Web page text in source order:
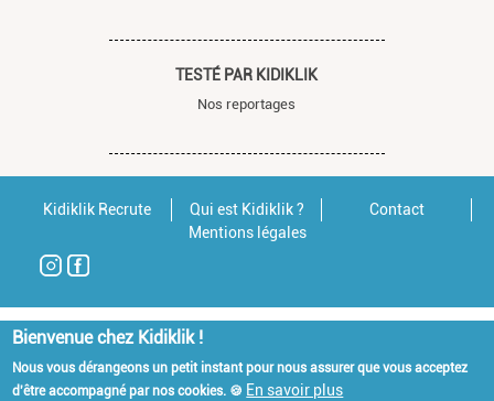
TESTÉ PAR KIDIKLIK
Nos reportages
Kidiklik Recrute Qui est Kidiklik ?
Contact
Mentions légales
Bienvenue chez Kidiklik !
Nous vous dérangeons un petit instant pour nous assurer que vous acceptez
d'être accompagné par nos cookies. 🍪 En savoir plus